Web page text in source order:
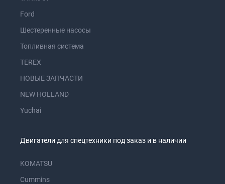
Ford
Шестеренные насосы
Топливная система
TEREX
НОВЫЕ ЗАПЧАСТИ
NEW HOLLAND
Yuchai
Двигатели для спецтехники под заказ и в наличии
KOMATSU
Cummins